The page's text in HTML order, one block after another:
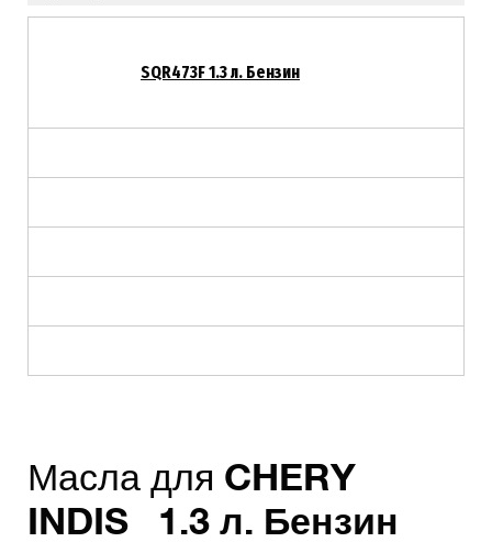
SQR473F 1.3 л. Бензин
Масла для CHERY
INDIS 1.3 л. Бензин